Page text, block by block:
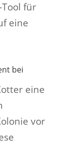
für
eine
bei
eine
vor